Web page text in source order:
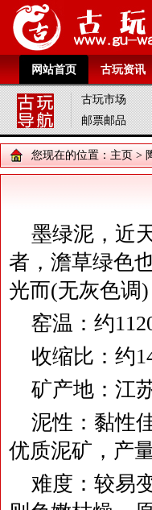
网站首页 古玩资讯
古玩市场
邮票邮品
您现在的位置： 主页 >
墨绿泥，近
者，澹草绿色
光而(无灰色调)
窑温：约
收缩比：约
矿产地：江
泥性：黏性
优质泥矿，产
难度：较易